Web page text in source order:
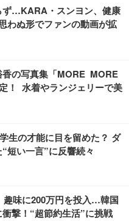
ず…KARA・スンヨン、健康
わぬ形でファンの動画が拡
香の写真集「MORE MORE
！ 水着やランジェリーで美
生の才能に目を留めた？ ダ
短い一言”に反響続々
趣味に200万円を投入…韓国
撃！“超節約生活”に挑戦